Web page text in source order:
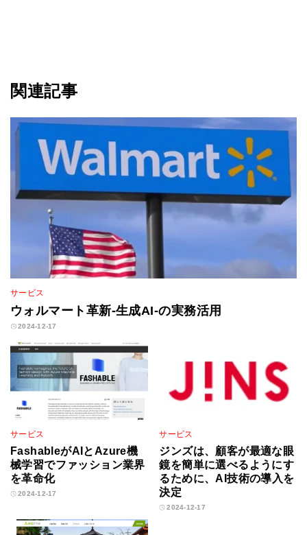
関連記事
サービス
ウォルマート革新-生成AI-の実務活用
2024-12-17
サービス
FashableがAIとAzure機
械学習でファッション業界
を革命化
2024-12-17
サービス
ジンズは、顧客が最適な眼
鏡を簡単に選べるようにす
るために、AI技術の導入を
決定
2024-12-17